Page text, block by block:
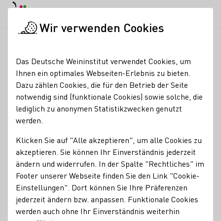
Weingut Leo Fuchs
Öffnungszeiten VINOTHEK POMARIA April bis Dezember
Montag bis Donnerstag 17 – 19 Uhr Freitag 13 – 19 Uhr
Sekt Wein
Mitgliedschaften
Bernkasteler Ring e.V. Riesling Weingüter
Wir verwenden Cookies
Das Deutsche Weininstitut verwendet Cookies, um
Ihnen ein optimales Webseiten-Erlebnis zu bieten.
Dazu zählen Cookies, die für den Betrieb der Seite
notwendig sind (funktionale Cookies) sowie solche, die
lediglich zu anonymen Statistikzwecken genutzt
werden.
Klicken Sie auf "Alle akzeptieren", um alle Cookies zu
akzeptieren. Sie können Ihr Einverständnis jederzeit
ändern und widerrufen. In der Spalte "Rechtliches" im
Footer unserer Webseite finden Sie den Link "Cookie-
Einstellungen". Dort können Sie Ihre Präferenzen
jederzeit ändern bzw. anpassen. Funktionale Cookies
werden auch ohne Ihr Einverständnis weiterhin